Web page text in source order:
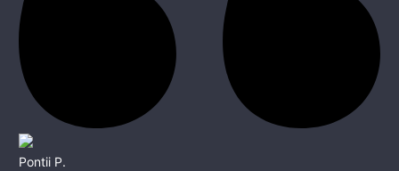
Pontii P.